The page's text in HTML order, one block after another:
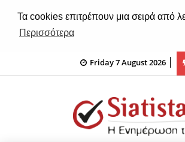
Τα cookies επιτρέπουν μια σειρά από
Περισσότερα
Friday 7 August 2026
απάτες -Είχαν το ρόλο του